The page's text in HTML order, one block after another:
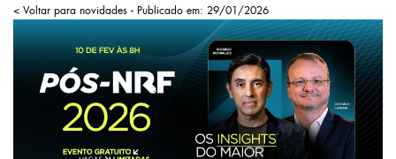
< Voltar para novidades - Publicado em: 29/01/2026